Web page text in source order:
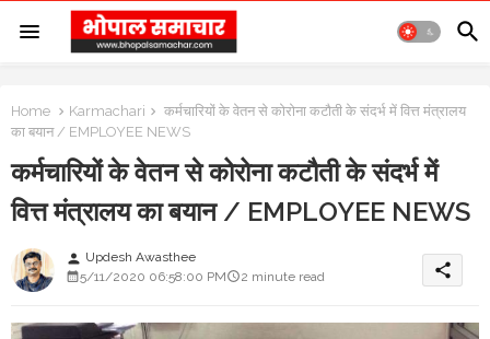
Home Karmachari
कर्मचारियों के वेतन से कोरोना कटौती के संदर्भ में वित्त मंत्रालय
का बयान / EMPLOYEE NEWS
कर्मचारियों के वेतन से कोरोना कटौती के संदर्भ में
वित्त मंत्रालय का बयान / EMPLOYEE NEWS
person Updesh Awasthee
5/11/2020 06:58:00 PM
2 minute read share